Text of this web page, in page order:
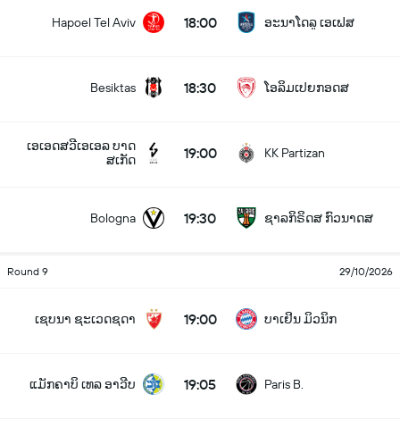
Hapoel Tel Aviv 18:00 ອະນາໂດລູ ເອເຟສ
Besiktas 18:30 ໂອລິມເປຍກອດສ
ເອເອດສວີເອເອລ ບາດ
ສເກັດ
19:00 KK Partizan
Bologna 19:30 ຊາລກິຣິດສ ກົວນາດສ
Round 9 29/10/2026
ເຊບນາ ຊະເວດຊດາ 19:00 ບາເຢິນ ມິວນິກ
ແມັກຄາບິ ເທລ ອາວີບ 19:05 Paris B.